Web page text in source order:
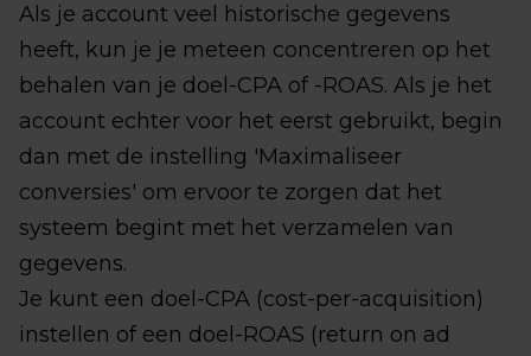
Als je account veel historische gegevens
heeft, kun je je meteen concentreren op het
behalen van je doel-CPA of -ROAS. Als je het
account echter voor het eerst gebruikt, begin
dan met de instelling 'Maximaliseer
conversies' om ervoor te zorgen dat het
systeem begint met het verzamelen van
gegevens.
Je kunt een doel-CPA (cost-per-acquisition)
instellen of een doel-ROAS (return on ad